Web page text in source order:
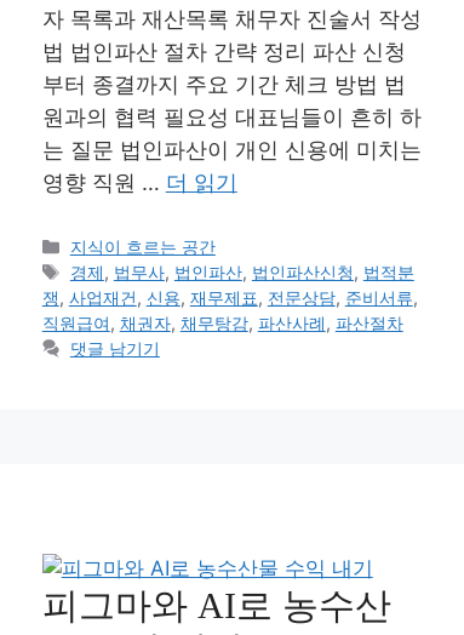
자 목록과 재산목록 채무자 진술서 작성
법 법인파산 절차 간략 정리 파산 신청
부터 종결까지 주요 기간 체크 방법 법
원과의 협력 필요성 대표님들이 흔히 하
는 질문 법인파산이 개인 신용에 미치는
영향 직원 … 더 읽기
카
테
고
리
지식이 흐르는 공간
태
그
경제, 법무사, 법인파산, 법인파산신청, 법적분
쟁, 사업재건, 신용, 재무제표, 전문상담, 준비서류,
직원급여, 채권자, 채무탕감, 파산사례, 파산절차
댓글 남기기
피그마와 AI로 농수산